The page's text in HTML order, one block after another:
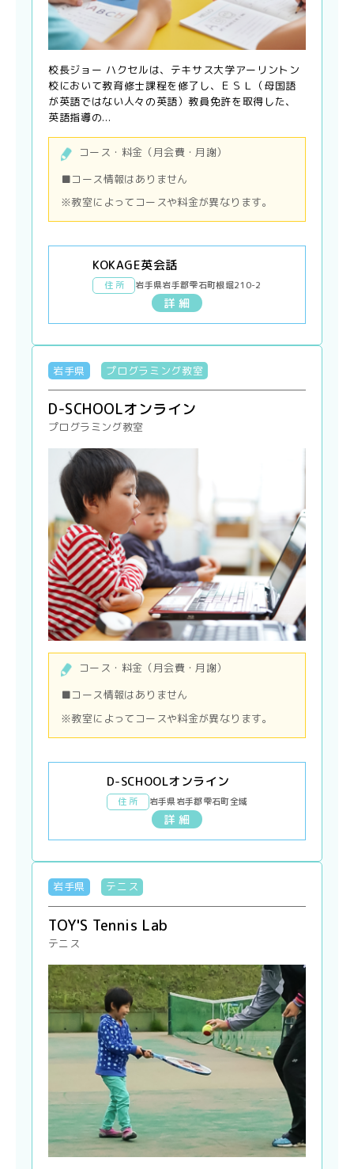
校長ジョー ハクセルは、テキサス大学アーリントン
校において教育修士課程を修了し、ＥＳＬ（母国語
が英語ではない人々の英語）教員免許を取得した、
英語指導の...
コース・料金（月会費・月謝）
■コース情報はありません
※教室によってコースや料金が異なります。
KOKAGE英会話
住 所 岩手県岩手郡雫石町根堀210-2
詳 細
岩手県 プログラミング教室
D-SCHOOLオンライン
プログラミング教室
コース・料金（月会費・月謝）
■コース情報はありません
※教室によってコースや料金が異なります。
D-SCHOOLオンライン
住 所 岩手県岩手郡雫石町全域
詳 細
岩手県 テニス
TOY'S Tennis Lab
テニス